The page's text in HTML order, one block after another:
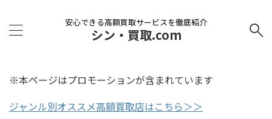
安心できる高額買取サービスを徹底紹介
シン・買取.com
※本ページはプロモーションが含まれています
ジャンル別オススメ高額買取店はこちら＞＞